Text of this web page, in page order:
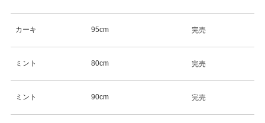
カーキ 95cm 完売
ミント 80cm 完売
ミント 90cm 完売